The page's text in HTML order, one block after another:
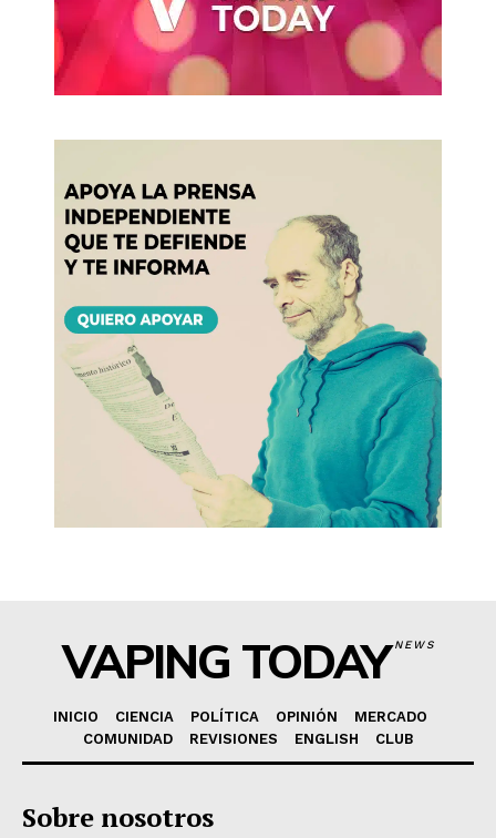
VAPING TODAYNEWS
INICIO CIENCIA POLÍTICA OPINIÓN
MERCADO
COMUNIDAD
REVISIONES ENGLISH CLUB
Sobre nosotros